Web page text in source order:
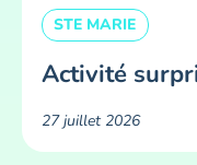
STE MARIE
Activité
27 juillet 2026